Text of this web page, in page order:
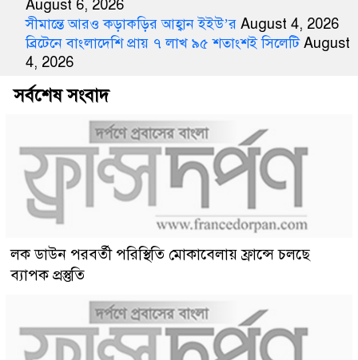
August 6, 2026
সীমান্তে আরও কড়াকড়ির আহ্বান ইইউ’র August 4, 2026
ব্রিটেনে বাংলাদেশি প্রায় ৭ লাখ ৯৫ শতাংশই সিলেটি August
4, 2026
সর্বশেষ সংবাদ
লক ডাউন পরবর্তী পরিস্থিতি মোকাবেলায় ফ্রান্সে চলছে
ব্যাপক প্রস্তুতি